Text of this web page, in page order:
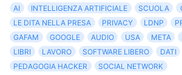
AI INTELLIGENZA ARTIFICIALE SCUOLA
LE DITA NELLA PRESA
PRIVACY LDNP
GAFAM
GOOGLE AUDIO USA META
LIBRI
LAVORO SOFTWARE LIBERO DATI
PEDAGOGIA HACKER
SOCIAL NETWORK